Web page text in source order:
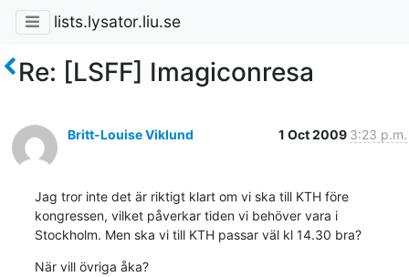
lists.lysator.liu.se
Re: [LSFF] Imagiconresa
Britt-Louise Viklund 1 Oct 2009 3:23 p.m.
Jag tror inte det är riktigt klart om vi ska till KTH före
kongressen, vilket påverkar tiden vi behöver vara i
Stockholm. Men ska vi till KTH passar väl kl 14.30 bra?
När vill övriga åka?